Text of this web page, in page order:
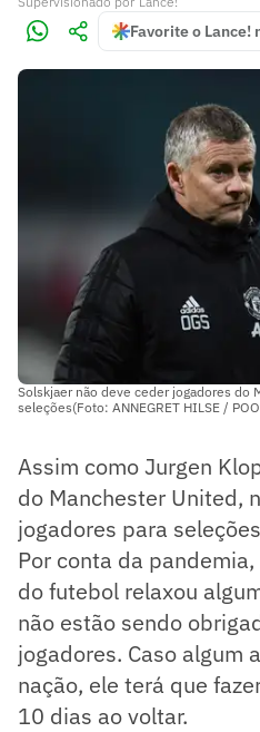
Favorite o Lance!
Solskjaer não deve ceder jogadores do
seleções(Foto: ANNEGRET HILSE /
Assim como Jurgen
do Manchester United,
jogadores para
Por conta da
do futebol relaxou
não estão sendo
jogadores. Caso algum
nação, ele terá que
10 dias ao voltar.